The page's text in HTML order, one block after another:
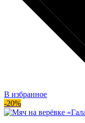
В избранное
-20%